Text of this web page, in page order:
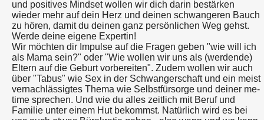
und positives Mindset wollen wir dich darin bestärken
wieder mehr auf dein Herz und deinen schwangeren Bauch
zu hören, damit du deinen ganz persönlichen Weg gehst.
Werde deine eigene Expertin!
Wir möchten dir Impulse auf die Fragen geben "wie will ich
als Mama sein?" oder "Wie wollen wir uns als (werdende)
Eltern auf die Geburt vorbereiten". Zudem wollen wir auch
über "Tabus" wie Sex in der Schwangerschaft und ein meist
vernachlässigtes Thema wie Selbstfürsorge und deiner me-
time sprechen. Und wie du alles zeitlich mit Beruf und
Familie unter einem Hut bekommst. Natürlich wird es bei